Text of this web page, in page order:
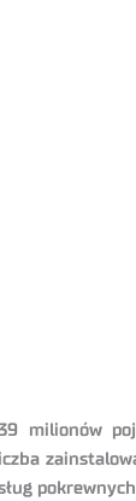
milionów